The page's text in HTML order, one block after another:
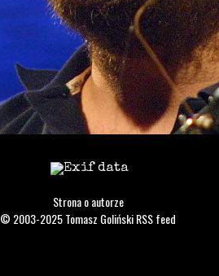
Strona o autorze
© 2003-2025Tomasz GolińskiRSS feed